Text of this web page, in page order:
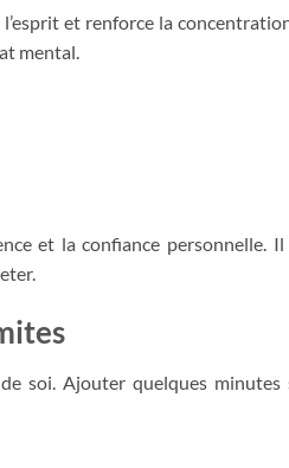
et renforce la
mental.
et la confiance personnelle.
de soi. Ajouter quelques